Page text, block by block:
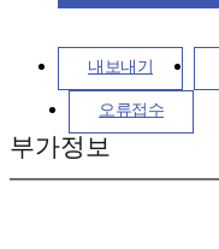
내보내기
오류접수
부가정보